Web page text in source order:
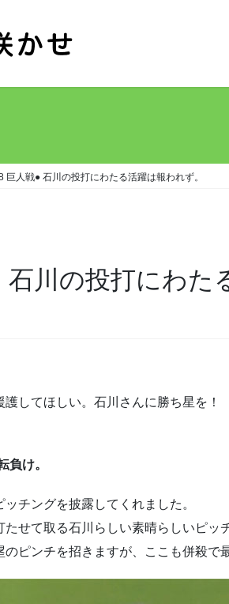
巨人戦● 石川の投打にわたる活躍は報われず。
石川の投打にわた
してほしい。石川さんに勝ち星を！
け。
チングを披露してくれました。
せて取る石川らしい素晴らしいピッ
のピンチを招きますが、ここも併殺で